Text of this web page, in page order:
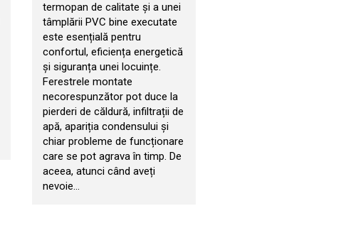
termopan de calitate și a unei
tâmplării PVC bine executate
este esențială pentru
confortul, eficiența energetică
și siguranța unei locuințe.
Ferestrele montate
necorespunzător pot duce la
pierderi de căldură, infiltrații de
apă, apariția condensului și
chiar probleme de funcționare
care se pot agrava în timp. De
aceea, atunci când aveți
nevoie…